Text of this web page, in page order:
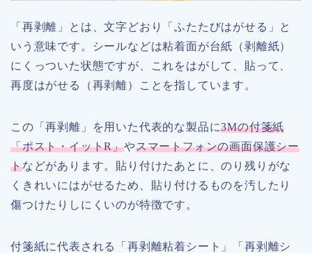
「再剥離」とは、文字どおり「ふたたびはがせる」と
いう意味です。シールなどは粘着面が台紙（剥離紙）
にくっついた状態ですが、これをはがして、貼って、
再度はがせる（再剥離）ことを指しています。
この「再剥離」を用いた代表的な製品に3Mの付箋紙
「ポスト・イットR」やスマートフォンの画面保護シー
トなどがあります。貼り付けたあとに、のり残りがな
くきれいにはがせるため、貼り付けるものを汚したり
傷つけたりしにくいのが特徴です。
付箋紙に代表される「再剥離粘着シート」「再剥離シ